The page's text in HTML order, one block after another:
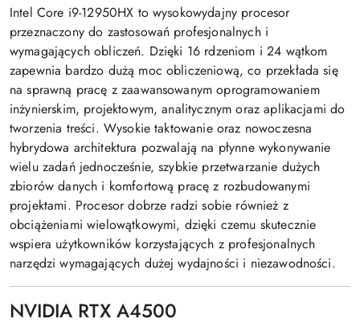
Intel Core i9-12950HX to wysokowydajny procesor
przeznaczony do zastosowań profesjonalnych i
wymagających obliczeń. Dzięki 16 rdzeniom i 24 wątkom
zapewnia bardzo dużą moc obliczeniową, co przekłada się
na sprawną pracę z zaawansowanym oprogramowaniem
inżynierskim, projektowym, analitycznym oraz aplikacjami do
tworzenia treści. Wysokie taktowanie oraz nowoczesna
hybrydowa architektura pozwalają na płynne wykonywanie
wielu zadań jednocześnie, szybkie przetwarzanie dużych
zbiorów danych i komfortową pracę z rozbudowanymi
projektami. Procesor dobrze radzi sobie również z
obciążeniami wielowątkowymi, dzięki czemu skutecznie
wspiera użytkowników korzystających z profesjonalnych
narzędzi wymagających dużej wydajności i niezawodności.
NVIDIA RTX A4500